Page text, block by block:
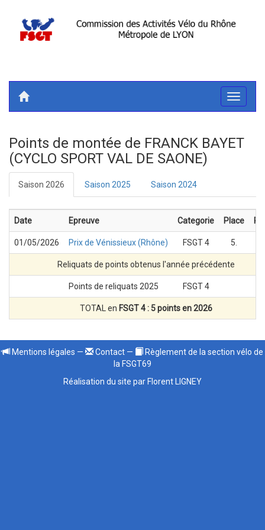
Toggle
Points de montée de FRANCK BAYET
(CYCLO SPORT VAL DE SAONE)
Saison 2026 Saison 2025 Saison 2024
Date Epreuve Categorie Place
01/05/2026 Prix de Vénissieux (Rhône) FSGT 4 5.
Reliquats de points obtenus l'année précédente
Points de reliquats 2025 FSGT 4
TOTAL en FSGT 4 : 5 points en 2026
Mentions légales — Contact —
Règlement de la section vélo de
la FSGT69
Réalisation du site par Florent LIGNEY